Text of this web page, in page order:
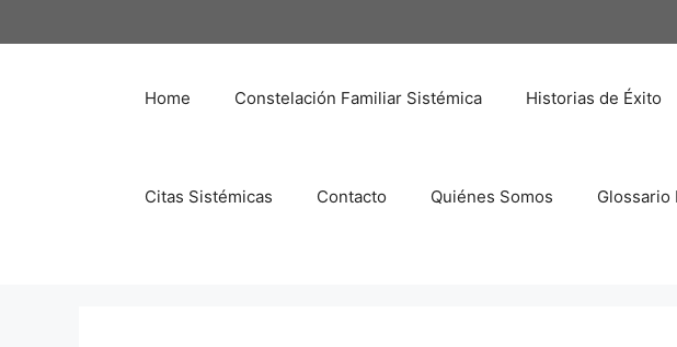
al
Home Constelación Familiar Sistémica Historias de Éxito
Citas Sistémicas Contacto Quiénes Somos Glossario